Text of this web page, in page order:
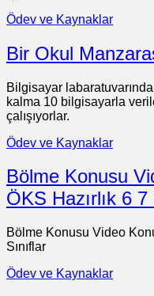
Ödev ve Kaynaklar
Bir Okul
Bilgisayar
kalma 10 bilgisayarla
çalışıyorlar.
Ödev ve Kaynaklar
Bölme Konusu
ÖKS Hazırlık 6 7
Bölme Konusu Video
Sınıflar
Ödev ve Kaynaklar